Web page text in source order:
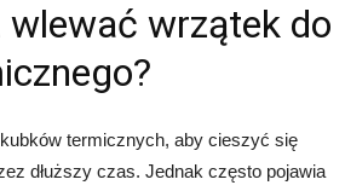
wlewać wrzątek do
termicznych, aby cieszyć się
dłuższy czas. Jednak często pojawia